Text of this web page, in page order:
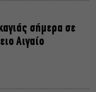
σήμερα σε
Αιγαίο